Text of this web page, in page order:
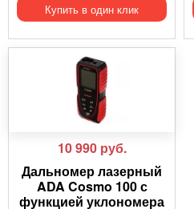
Купить в один клик
10 990 руб.
Дальномер лазерный
ADA Cosmo 100 с
функцией уклономера